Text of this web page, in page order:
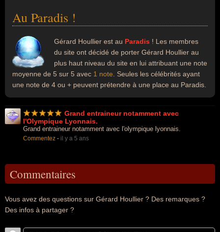
Au Paradis !
Gérard Houllier est au Paradis ! Les membres
du site ont décidé de porter Gérard Houllier au
plus haut niveau du site en lui attribuant une note
moyenne de 5 sur 5 avec 1 note . Seules les célébrités ayant
une note de 4 ou + peuvent prétendre à une place au Paradis.
Grand entraineur notamment avec
l'Olympique Lyonnais.
Grand entraineur notamment avec l'olympique lyonnais.
Commentez - il y a 5 ans
Commentaires
Vous avez des questions sur Gérard Houllier ? Des remarques ?
Des infos à partager ?